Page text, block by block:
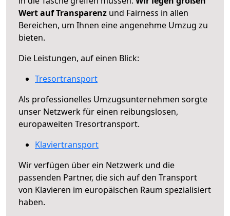
Wert auf Transparenz und Fairness in allen
Bereichen, um Ihnen eine angenehme Umzug zu
bieten.
Die Leistungen, auf einen Blick:
Tresortransport
Als professionelles Umzugsunternehmen sorgte
unser Netzwerk für einen reibungslosen,
europaweiten Tresortransport.
Klaviertransport
Wir verfügen über ein Netzwerk und die
passenden Partner, die sich auf den Transport
von Klavieren im europäischen Raum spezialisiert
haben.